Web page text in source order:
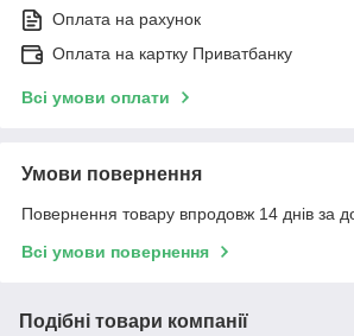
Оплата на рахунок
Оплата на картку Приватбанку
Всі умови оплати
Умови повернення
Повернення товару впродовж 14 днів за
Всі умови повернення
Подібні товари компанії